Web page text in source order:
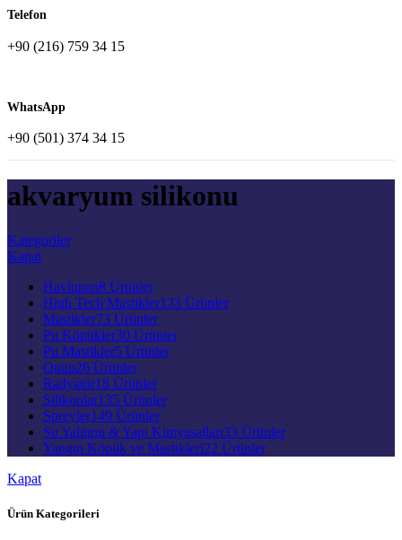
Telefon
+90 (216) 759 34 15
WhatsApp
+90 (501) 374 34 15
akvaryum silikonu
Kategoriler
Kapat
Havlupan8 Ürünler
High Tech Mastikler133 Ürünler
Mastikler73 Ürünler
Pu Köpükler30 Ürünler
Pu Mastikler5 Ürünler
Quup26 Ürünler
Radyatör18 Ürünler
Silikonlar135 Ürünler
Spreyler149 Ürünler
Su Yalıtımı & Yapı Kimyasalları33 Ürünler
Yangın Köpük ve Mastikleri22 Ürünler
Kapat
Ürün Kategorileri